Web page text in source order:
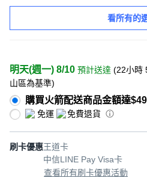
看所有的
明天(週一) 8/10 預計送達 (22小時
山區為基準)
購買火箭配送商品金額達
免運 免費退貨
刷卡優惠王道卡
中信LINE Pay Visa卡
查看所有刷卡優惠活動